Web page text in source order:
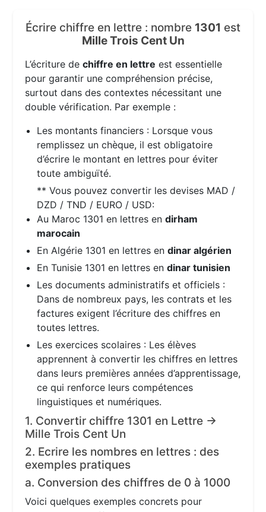
Écrire chiffre en lettre : nombre 1301 est
Mille Trois Cent Un
L’écriture dechiffre en lettre est essentielle
pour garantir une compréhension précise,
surtout dans des contextes nécessitant une
double vérification. Par exemple :
Les montants financiers : Lorsque vous
remplissez un chèque, il est obligatoire
d’écrire le montant en lettres pour éviter
toute ambiguïté.
** Vous pouvez convertir les devises MAD /
DZD / TND / EURO / USD:
Au Maroc 1301 en lettres endirham
marocain
En Algérie 1301 en lettres endinar algérien
En Tunisie 1301 en lettres endinar tunisien
Les documents administratifs et officiels :
Dans de nombreux pays, les contrats et les
factures exigent l’écriture des chiffres en
toutes lettres.
Les exercices scolaires : Les élèves
apprennent à convertir les chiffres en lettres
dans leurs premières années d’apprentissage,
ce qui renforce leurs compétences
linguistiques et numériques.
1. Convertir chiffre 1301 en Lettre →
Mille Trois Cent Un
2. Ecrire les nombres en lettres : des
exemples pratiques
a. Conversion des chiffres de 0 à 1000
Voici quelques exemples concrets pour